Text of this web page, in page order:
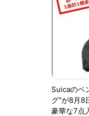
Suicaのペ
グ"が8月8
豪華な7点